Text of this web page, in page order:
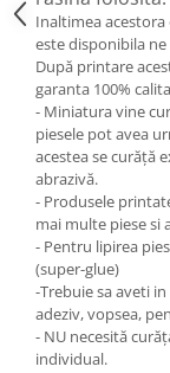
Inaltimea acestora
este disponibila
După printare
garanta 100%
- Miniatura vine
piesele pot avea
acestea se curăță
abrazivă.
- Produsele
mai multe piese si
- Pentru lipirea
(super-glue)
-Trebuie sa aveti
adeziv, vopsea,
- NU necesită
individual.